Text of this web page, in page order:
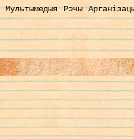
Мультымедыя Рэчы